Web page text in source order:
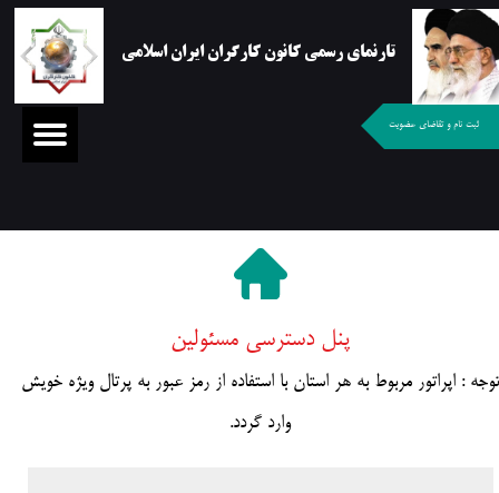
ثبت نام و تقاضای عضویت
تارنمای رسمی کانون کارگران ایران اسلامی
پنل دسترسی مسئولین
توجه : اپراتور مربوط به هر استان با استفاده از رمز عبور به پرتال ویژه خویش
وارد گردد.